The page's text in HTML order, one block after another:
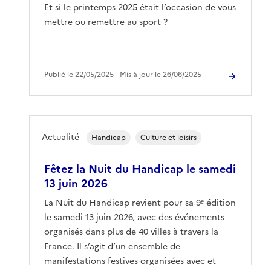
Et si le printemps 2025 était l’occasion de vous
mettre ou remettre au sport ?
Publié le 22/05/2025 ‐ Mis à jour le 26/06/2025
Fêtez la Nuit du Handicap le samedi
13 juin 2026
La Nuit du Handicap revient pour sa 9ᵉ édition
le samedi 13 juin 2026, avec des événements
organisés dans plus de 40 villes à travers la
France. Il s’agit d’un ensemble de
manifestations festives organisées avec et
Actualité Handicap Culture et loisirs